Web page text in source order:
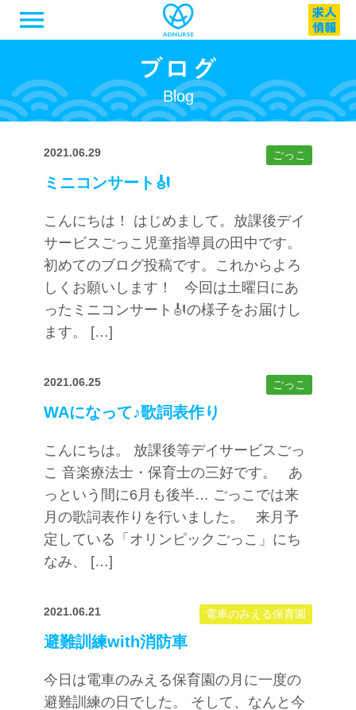
menu
Blog
2021.06.29 ごっこ
ミニコンサート🎻
こんにちは！ はじめまして。放課後デイ
サービスごっこ児童指導員の田中です。
初めてのブログ投稿です。これからよろ
しくお願いします！ 今回は土曜日にあ
ったミニコンサート🎻の様子をお届けし
ます。 […]
2021.06.25 ごっこ
WAになって♪歌詞表作り
こんにちは。 放課後等デイサービスごっ
こ 音楽療法士・保育士の三好です。 あ
っという間に6月も後半… ごっこでは来
月の歌詞表作りを行いました。 来月予
定している「オリンピックごっこ」にち
なみ、 […]
2021.06.21 電車のみえる保育園
避難訓練with消防車
今日は電車のみえる保育園の月に一度の
避難訓練の日でした。 そして、なんと今